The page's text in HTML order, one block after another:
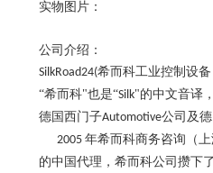
实物图片：
公司介绍：
SilkRoad24(希而科工业控制设
“希而科"也是“Silk"的中文音译
德国西门子Automotive公司及
2005 年希而科商务咨询（
的中国代理，希而科公司攒下